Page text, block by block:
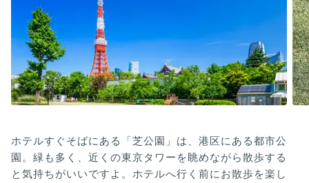
ホテルすぐそばにある「芝公園」は、港区にある都市公
園。緑も多く、近くの東京タワーを眺めながら散歩する
と気持ちがいいですよ。ホテルへ行く前にお散歩を楽し